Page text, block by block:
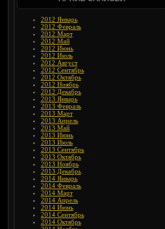
2012 Январь
2012 Февраль
2012 Март
2012 Май
2012 Июнь
2012 Июль
2012 Август
2012 Сентябрь
2012 Октябрь
2012 Ноябрь
2012 Декабрь
2013 Январь
2013 Февраль
2013 Март
2013 Апрель
2013 Май
2013 Июнь
2013 Июль
2013 Сентябрь
2013 Октябрь
2013 Ноябрь
2013 Декабрь
2014 Январь
2014 Февраль
2014 Март
2014 Апрель
2014 Июнь
2014 Сентябрь
2014 Октябрь